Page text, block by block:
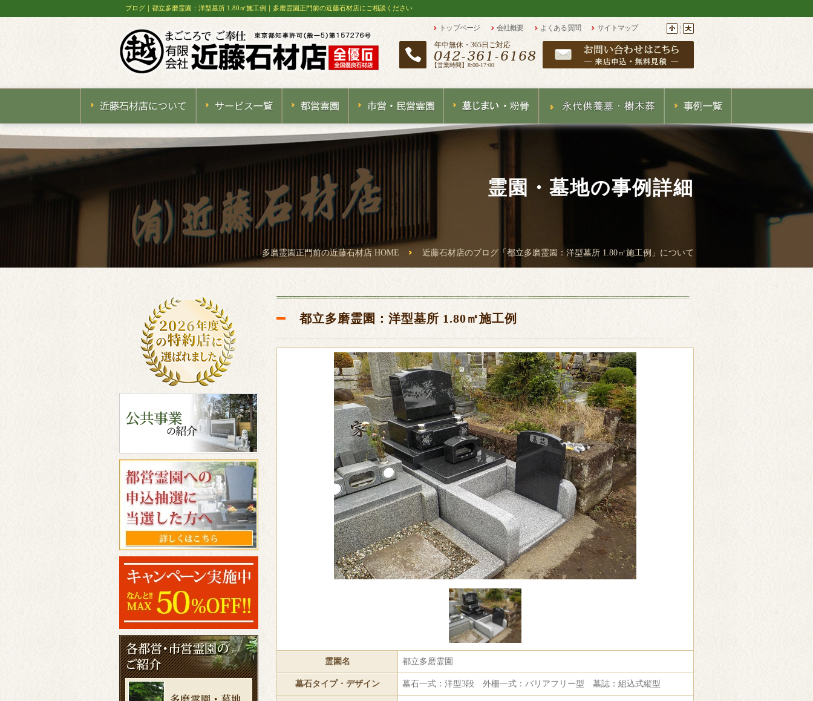
ブログ｜都立多磨霊園：洋型墓所 1.80㎡施工例｜多磨霊園正門前の近藤石材店にご相談ください
トップページ 会社概要 よくある質問
サイトマップ
年中無休・365日ご対応
【営業時間】8:00-17:00
霊園・墓地の事例詳細
多磨霊園正門前の近藤石材店 HOME 近藤石材店のブログ「都立多磨霊園：洋型墓所 1.80㎡施工例」について
都立多磨霊園：洋型墓所 1.80㎡施工例
霊園名 都立多磨霊園
墓石タイプ・デザイン 墓石一式：洋型3段 外柵一式：バリアフリー型 墓誌：組込式縦型